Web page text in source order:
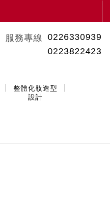
服務專線 0226330939
0223822423
整體化妝造型
設計